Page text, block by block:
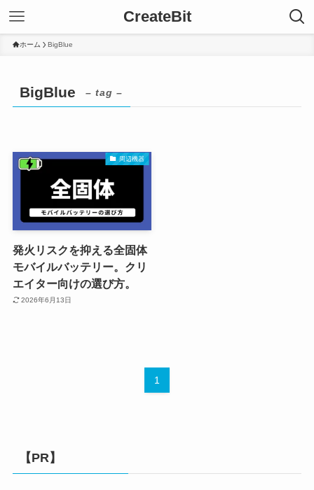
CreateBit
ホーム BigBlue
BigBlue – tag –
周辺機器
発火リスクを抑える全固体
モバイルバッテリー。クリ
エイター向けの選び方。
2026年6月13日
1
【PR】